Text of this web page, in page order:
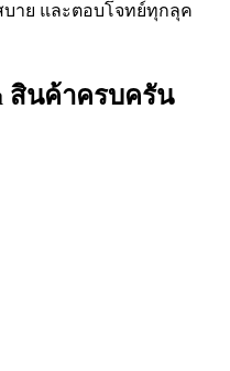
บาย และตอบโจทย์ทุกลุค
สินค้าครบครัน